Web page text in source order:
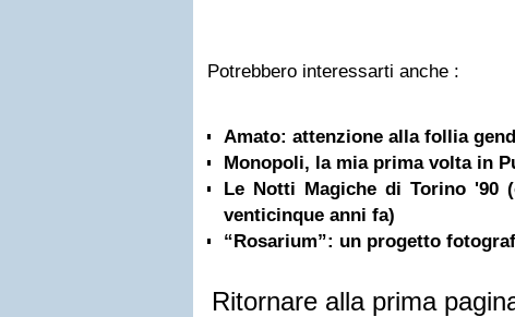
Potrebbero interessarti anche :
Amato: attenzione alla follia
Monopoli, la mia prima volta in
Le Notti Magiche di Torino '90
venticinque anni fa)
“Rosarium”: un progetto
Ritornare alla prima